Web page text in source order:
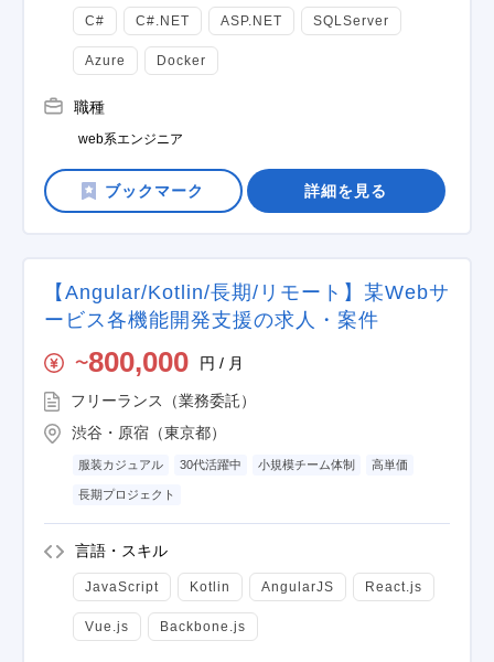
C# C#.NET ASP.NET SQLServer
Azure Docker
職種
web系エンジニア
詳細を見る
【Angular/Kotlin/長期/リモート】某Webサ
ービス各機能開発支援の求人・案件
〜800,000 円 / 月
フリーランス（業務委託）
渋谷・原宿（東京都）
服装カジュアル 30代活躍中 小規模チーム体制 高単価
長期プロジェクト
言語・スキル
JavaScript Kotlin AngularJS React.js
Vue.js Backbone.js